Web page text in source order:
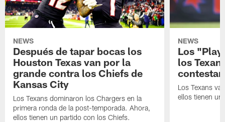
NEWS
Después de tapar bocas los
Houston Texas van por la
grande contra los Chiefs de
Kansas City
Los Texans dominaron los Chargers en la
primera ronda de la post-temporada. Ahora,
ellos tienen un partido con los Chiefs.
NEWS
Los
los
contestar
Los Texans
ellos tienen un